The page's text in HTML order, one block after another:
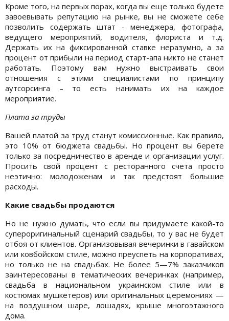
Кроме того, на первых порах, когда вы еще только будете
завоевывать репутацию на рынке, вы не сможете себе
позволить содержать штат - менеджера, фотографа,
ведущего мероприятий, водителя, флориста и т.д.
Держать их на фиксированной ставке неразумно, а за
процент от прибыли на период старт-апа никто не станет
работать. Поэтому вам нужно выстраивать свои
отношения с этими специалистами по принципу
аутсорсинга – то есть нанимать их на каждое
мероприятие.
Плата за труды
Вашей платой за труд станут комиссионные. Как правило,
это 10% от бюджета свадьбы. Но процент вы берете
только за посредничество в аренде и организации услуг.
Просить свой процент с ресторанного счета просто
неэтично: молодоженам и так предстоят большие
расходы.
Какие свадьбы продаются
Но не нужно думать, что если вы придумаете какой-то
супероригинальный сценарий свадьбы, то у вас не будет
отбоя от клиентов. Организовывая вечеринки в гавайском
или ковбойском стиле, можно преуспеть на корпоративах,
но только не на свадьбах. Не более 5—7% заказчиков
заинтересованы в тематических вечеринках (например,
свадьба в национальном украинском стиле или в
костюмах мушкетеров) или оригинальных церемониях —
на воздушном шаре, лошадях, крыше многоэтажного
дома.